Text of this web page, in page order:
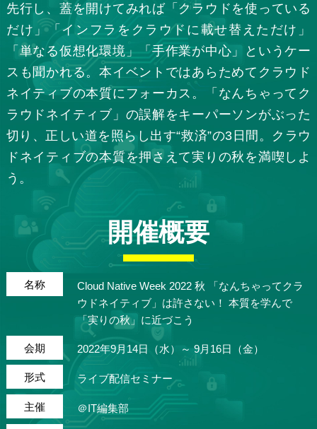
先行し、蓋を開けてみれば「クラウドを使っている
だけ」「インフラをクラウドに載せ替えただけ」
「単なる仮想化環境」「手作業が中心」というケー
スも聞かれる。本イベントではあらためてクラウド
ネイティブの本質にフォーカス。「なんちゃってク
ラウドネイティブ」の誤解をキーパーソンがぶった
切り、正しい道を照らし出す“救済”の3日間。クラウ
ドネイティブの本質を押さえて実りの秋を満喫しよ
う。
開催概要
名称
Cloud Native Week 2022 秋 「なんちゃってクラ
ウドネイティブ」は許さない！ 本質を学んで
「実りの秋」に近づこう
会期 2022年9月14日（水）～ 9月16日（金）
形式 ライブ配信セミナー
主催 ＠IT編集部